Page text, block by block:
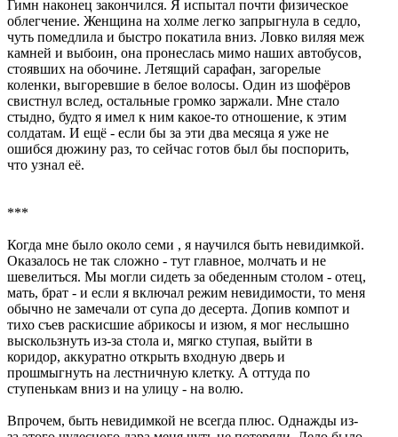
Гимн наконец закончился. Я испытал почти физическое
облегчение. Женщина на холме легко запрыгнула в седло,
чуть помедлила и быстро покатила вниз. Ловко виляя меж
камней и выбоин, она пронеслась мимо наших автобусов,
стоявших на обочине. Летящий сарафан, загорелые
коленки, выгоревшие в белое волосы. Один из шофёров
свистнул вслед, остальные громко заржали. Мне стало
стыдно, будто я имел к ним какое-то отношение, к этим
солдатам. И ещё - если бы за эти два месяца я уже не
ошибся дюжину раз, то сейчас готов был бы поспорить,
что узнал её.
***
Когда мне было около семи , я научился быть невидимкой.
Оказалось не так сложно - тут главное, молчать и не
шевелиться. Мы могли сидеть за обеденным столом - отец,
мать, брат - и если я включал режим невидимости, то меня
обычно не замечали от супа до десерта. Допив компот и
тихо съев раскисшие абрикосы и изюм, я мог неслышно
выскользнуть из-за стола и, мягко ступая, выйти в
коридор, аккуратно открыть входную дверь и
прошмыгнуть на лестничную клетку. А оттуда по
ступенькам вниз и на улицу - на волю.
Впрочем, быть невидимкой не всегда плюс. Однажды из-